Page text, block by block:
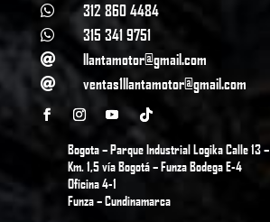
 312 860 4484
 315 341 9751
 llantamotor@gmail.com
 ventas1llantamotor@gmail.com
Bogota – Parque Industrial Logika Calle 13 –
Km. 1,5 vía Bogotá – Funza Bodega E-4
Oficina 4-1
Funza – Cundinamarca